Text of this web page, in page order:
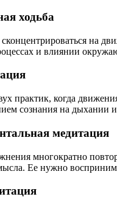
ходьба
на
и влиянии
практик, когда
сознания на дыхании
медитация
многократно
Ее нужно